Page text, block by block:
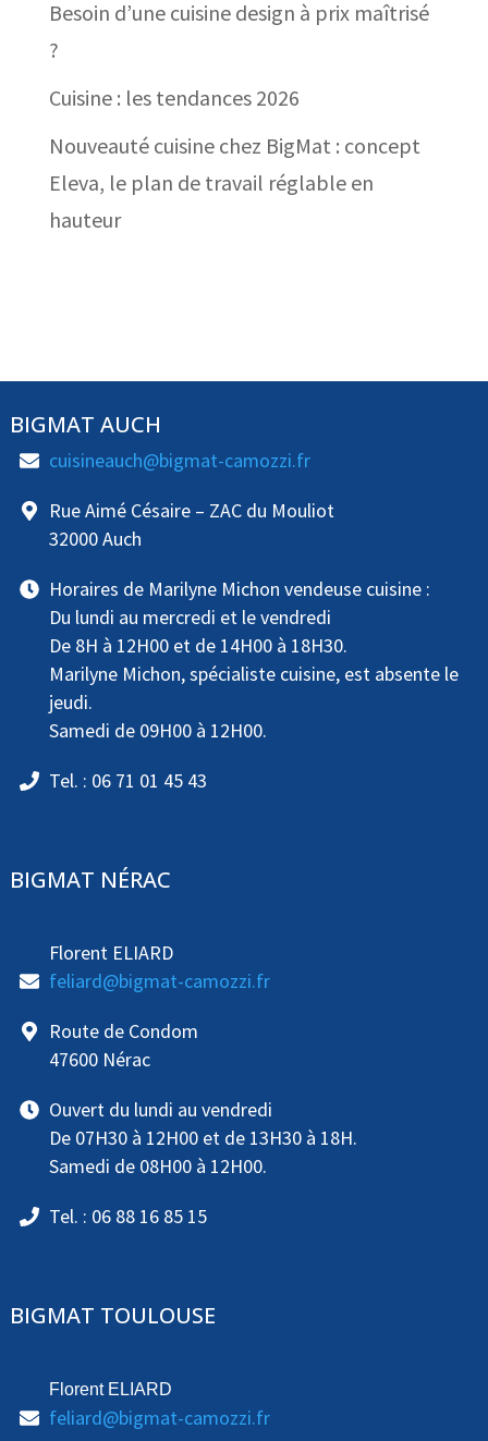
Besoin d’une cuisine design à prix maîtrisé
?
Cuisine : les tendances 2026
Nouveauté cuisine chez BigMat : concept
Eleva, le plan de travail réglable en
hauteur
BIGMAT AUCH
cuisineauch@bigmat-camozzi.fr
Rue Aimé Césaire – ZAC du Mouliot
32000 Auch
Horaires de Marilyne Michon vendeuse cuisine :
Du lundi au mercredi et le vendredi
De 8H à 12H00 et de 14H00 à 18H30.
Marilyne Michon, spécialiste cuisine, est absente le
jeudi.
Samedi de 09H00 à 12H00.
Tel. : 06 71 01 45 43
BIGMAT NÉRAC
Florent ELIARD
feliard@bigmat-camozzi.fr
Route de Condom
47600 Nérac
Ouvert du lundi au vendredi
De 07H30 à 12H00 et de 13H30 à 18H.
Samedi de 08H00 à 12H00.
Tel. : 06 88 16 85 15
BIGMAT TOULOUSE
Florent ELIARD
feliard@bigmat-camozzi.fr